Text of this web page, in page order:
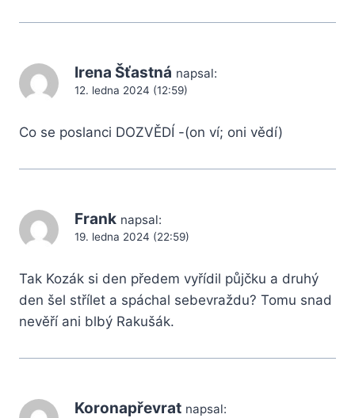
Irena Šťastná napsal:
12. ledna 2024 (12:59)
Co se poslanci DOZVĚDÍ -(on ví; oni vědí)
Frank napsal:
19. ledna 2024 (22:59)
Tak Kozák si den předem vyřídil půjčku a druhý
den šel střílet a spáchal sebevraždu? Tomu snad
nevěří ani blbý Rakušák.
Koronapřevrat napsal: